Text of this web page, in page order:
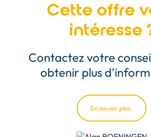
Cette offre
intéresse
Contactez votre
obtenir plus
En savoir plus